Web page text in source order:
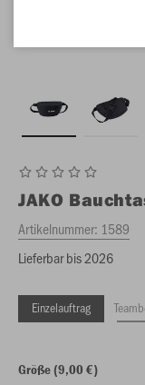
JAKO
Artikelnummer: 1589
Lieferbar bis 2026
Einzelauftrag
Größe (9,00 €)